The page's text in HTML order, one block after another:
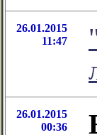
26.01.2015
11:47
26.01.2015
00:36